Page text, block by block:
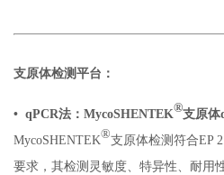
支原体检测平台：
• qPCR法： MycoSHENTEK®支原体
MycoSHENTEK®支原体检测符合EP
要求，其检测灵敏度、特异性、耐用